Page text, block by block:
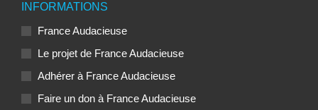
INFORMATIONS
France Audacieuse
Le projet de France Audacieuse
Adhérer à France Audacieuse
Faire un don à France Audacieuse